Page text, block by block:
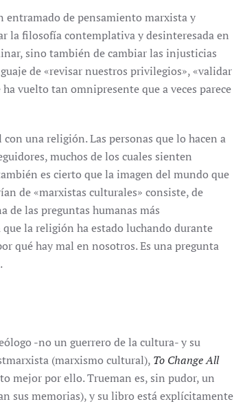
entramado de pensamiento marxista y
la filosofía contemplativa y desinteresada en
sino también de cambiar las injusticias
de «revisar nuestros privilegios», «validar
vuelto tan omnipresente que a veces parece
una religión. Las personas que lo hacen a
muchos de los cuales sienten
es cierto que la imagen del mundo que
de «marxistas culturales» consiste, de
de las preguntas humanas más
la religión ha estado luchando durante
qué hay mal en nosotros. Es una pregunta
-no un guerrero de la cultura- y su
(marxismo cultural), To Change All
mejor por ello. Trueman es, sin pudor, un
sus memorias), y su libro está explícitamente